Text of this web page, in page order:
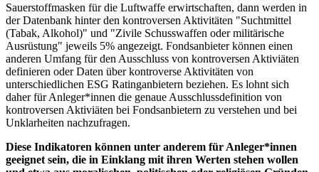
Sauerstoffmasken für die Luftwaffe erwirtschaften, dann werden in
der Datenbank hinter den kontroversen Aktivitäten "Suchtmittel
(Tabak, Alkohol)" und "Zivile Schusswaffen oder militärische
Ausrüstung" jeweils 5% angezeigt. Fondsanbieter können einen
anderen Umfang für den Ausschluss von kontroversen Aktiviäten
definieren oder Daten über kontroverse Aktivitäten von
unterschiedlichen ESG Ratinganbietern beziehen. Es lohnt sich
daher für Anleger*innen die genaue Ausschlussdefinition von
kontroversen Aktiviäten bei Fondsanbietern zu verstehen und bei
Unklarheiten nachzufragen.
Diese Indikatoren können unter anderem für Anleger*innen
geeignet sein, die in Einklang mit ihren Werten stehen wollen